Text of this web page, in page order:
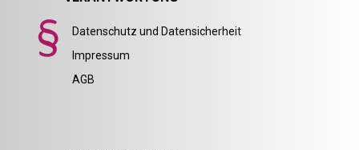
Datenschutz und Datensicherheit
Impressum
AGB